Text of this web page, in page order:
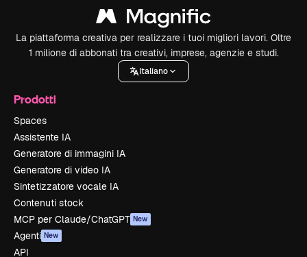
La piattaforma creativa per realizzare i tuoi migliori lavori. Oltre
1 milione di abbonati tra creativi, imprese, agenzie e studi.
Italiano
Prodotti
Spaces
Assistente IA
Generatore di immagini IA
Generatore di video IA
Sintetizzatore vocale IA
Contenuti stock
MCP per Claude/ChatGPT New
Agenti New
API